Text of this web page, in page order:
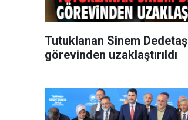
Tutuklanan Sinem Dedetaş
görevinden uzaklaştırıldı